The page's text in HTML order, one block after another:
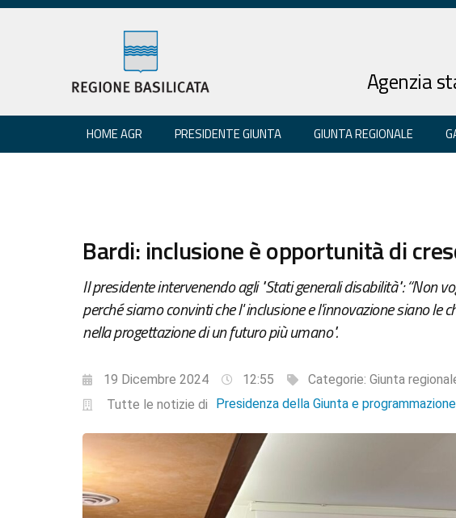
Agenzia
HOME AGR PRESIDENTE GIUNTA GIUNTA REGIONALE
Bardi: inclusione è opportunità di
Il presidente intervenendo agli "Stati generali disabilità": “Non
perché siamo convinti che l' inclusione e l'innovazione siano le
nella progettazione di un futuro più umano".
19 Dicembre 2024 12:55 Categorie: Giunta
Tutte le notizie di
Presidenza della Giunta e programmazione